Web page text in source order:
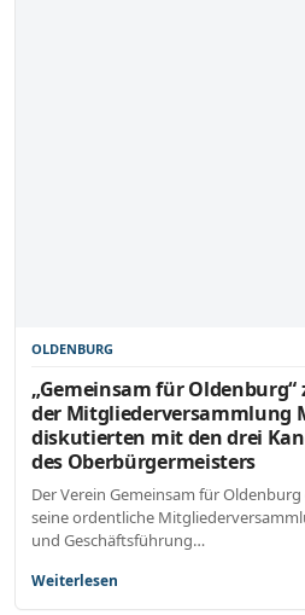
OLDENBURG
„Gemeinsam für
der Mitgliederversammlung
diskutierten mit den drei
des Oberbürgermeisters
Der Verein Gemeinsam für Oldenburg
seine ordentliche
und Geschäftsführung…
Weiterlesen